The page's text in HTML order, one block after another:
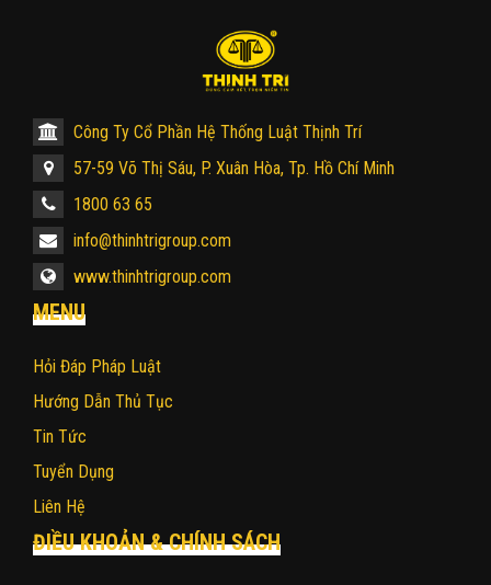
Công Ty Cổ Phần Hệ Thống Luật Thịnh Trí
57-59 Võ Thị Sáu, P. Xuân Hòa, Tp. Hồ Chí Minh
1800 63 65
info@thinhtrigroup.com
www.thinhtrigroup.com
MENU
Hỏi Đáp Pháp Luật
Hướng Dẫn Thủ Tục
Tin Tức
Tuyển Dụng
Liên Hệ
ĐIỀU KHOẢN & CHÍNH SÁCH